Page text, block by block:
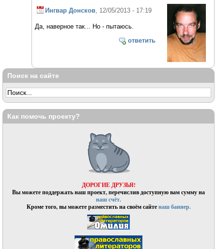
Ингвар Донсков, 12/05/2013 - 17:19
Да, наверное так... Но - пытаюсь.
ответить
Поиск на сайте
Как помочь проекту?
ДОРОГИЕ ДРУЗЬЯ!
Вы можете поддержать наш проект, перечислив доступную вам сумму на
наш счёт.
Кроме того, вы можете разместить на своём сайтенаш баннер.